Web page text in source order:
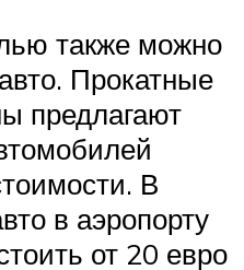
также можно
Прокатные
предлагают
В
в аэропорту
от 20 евро